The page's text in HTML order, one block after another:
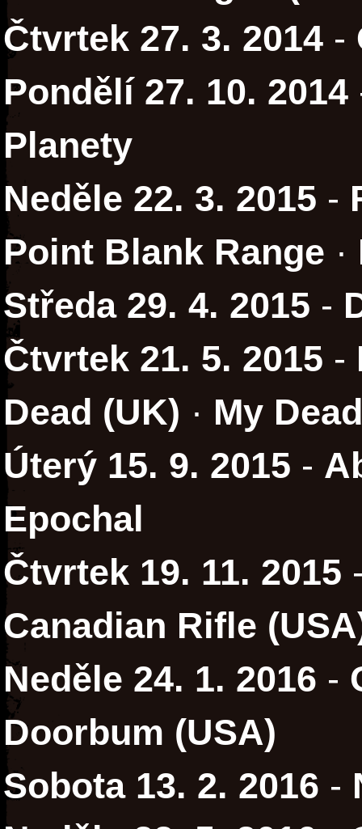
Čtvrtek 27. 3. 2014 -
Pondělí 27. 10. 2014
Planety
Neděle 22. 3. 2015 -
Point Blank Range ·
Středa 29. 4. 2015 -
Čtvrtek 21. 5. 2015 -
Dead (UK) · My
Úterý 15. 9. 2015 -
Epochal
Čtvrtek 19. 11. 2015
Canadian Rifle
Neděle 24. 1. 2016 -
Doorbum (USA)
Sobota 13. 2. 2016 -